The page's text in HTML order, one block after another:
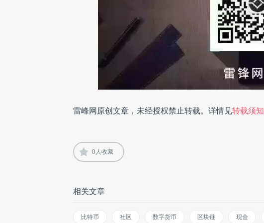
雷峰网原创文章，未经授权禁止转载。详情见转载须知
0人收藏
相关文章
比特币 社区 数字货币 区块链 现金